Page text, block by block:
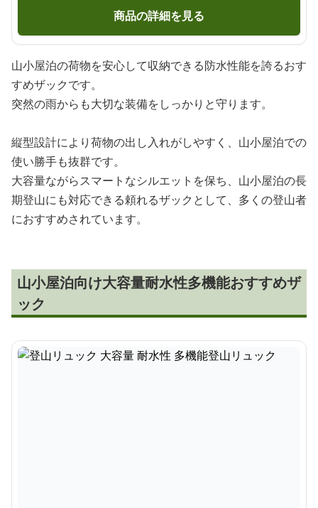
商品の詳細を見る
山小屋泊の荷物を安心して収納できる防水性能を誇るおす
すめザックです。
突然の雨からも大切な装備をしっかりと守ります。
縦型設計により荷物の出し入れがしやすく、山小屋泊での
使い勝手も抜群です。
大容量ながらスマートなシルエットを保ち、山小屋泊の長
期登山にも対応できる頼れるザックとして、多くの登山者
におすすめされています。
山小屋泊向け大容量耐水性多機能おすすめザ
ック